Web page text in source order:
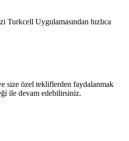
Turkcell Uygulamasından hızlıca
size özel tekliflerden faydalanmak
ile devam edebilirsiniz.